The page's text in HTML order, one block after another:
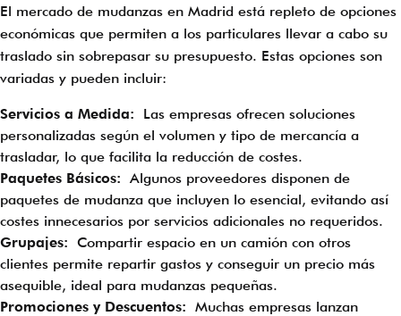
El mercado de mudanzas en Madrid está repleto de opciones
económicas que permiten a los particulares llevar a cabo su
traslado sin sobrepasar su presupuesto. Estas opciones son
variadas y pueden incluir:
Servicios a Medida: Las empresas ofrecen soluciones
personalizadas según el volumen y tipo de mercancía a
trasladar, lo que facilita la reducción de costes.
Paquetes Básicos: Algunos proveedores disponen de
paquetes de mudanza que incluyen lo esencial, evitando así
costes innecesarios por servicios adicionales no requeridos.
Grupajes: Compartir espacio en un camión con otros
clientes permite repartir gastos y conseguir un precio más
asequible, ideal para mudanzas pequeñas.
Promociones y Descuentos: Muchas empresas lanzan